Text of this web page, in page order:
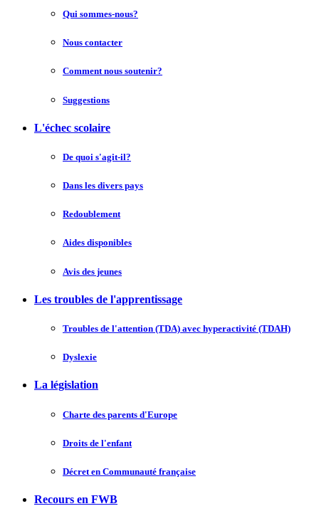
Qui sommes-nous?
Nous contacter
Comment nous soutenir?
Suggestions
L'échec scolaire
De quoi s'agit-il?
Dans les divers pays
Redoublement
Aides disponibles
Avis des jeunes
Les troubles de l'apprentissage
Troubles de l'attention (TDA) avec hyperactivité (TDAH)
Dyslexie
La législation
Charte des parents d'Europe
Droits de l'enfant
Décret en Communauté française
Recours en FWB